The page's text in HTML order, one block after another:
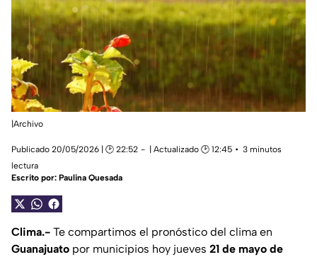
|Archivo
Publicado 20/05/2026 | 🕑 22:52 | Actualizado 🕑 12:45
3 minutos
lectura
Escrito por: Paulina Quesada
Clima.- Te compartimos el pronóstico del clima en
Guanajuato por municipios hoy jueves 21 de mayo de